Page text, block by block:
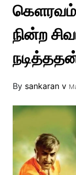
Throwback
Television
Reviews
Photos
Story
கௌரவம்
நின்ற
By sankaran v